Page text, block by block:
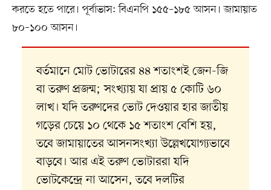
করতে হতে পারে। পূর্বাভাস: বিএনপি ১৫৫–১৮৫ আসন। জামায়াত
৮০–১০০ আসন।
বর্তমানে মোট ভোটারের ৪৪ শতাংশই জেন-জি
বা তরুণ প্রজন্ম; সংখ্যায় যা প্রায় ৫ কোটি ৬০
লাখ। যদি তরুণদের ভোট দেওয়ার হার জাতীয়
গড়ের চেয়ে ১০ থেকে ১৫ শতাংশ বেশি হয়,
তবে জামায়াতের আসনসংখ্যা উল্লেখযোগ্যভাবে
বাড়বে। আর এই তরুণ ভোটাররা যদি
ভোটকেন্দ্রে না আসেন, তবে দলটির